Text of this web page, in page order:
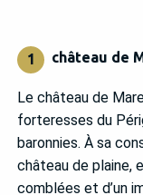
1 château de
Le château de
forteresses du
baronnies. À sa
château de plaine,
comblées et d’un